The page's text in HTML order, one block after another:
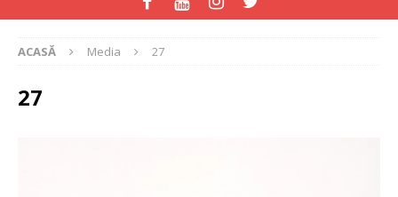
ACASĂ Media 27
27